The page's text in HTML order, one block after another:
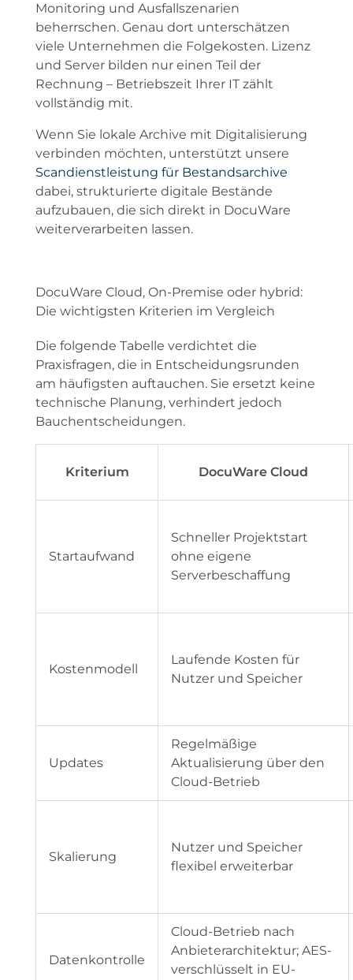
Monitoring und Ausfallszenarien
beherrschen. Genau dort unterschätzen
viele Unternehmen die Folgekosten. Lizenz
und Server bilden nur einen Teil der
Rechnung – Betriebszeit Ihrer IT zählt
vollständig mit.
Wenn Sie lokale Archive mit Digitalisierung
verbinden möchten, unterstützt unsere
Scandienstleistung für Bestandsarchive
dabei, strukturierte digitale Bestände
aufzubauen, die sich direkt in DocuWare
weiterverarbeiten lassen.
DocuWare Cloud, On-Premise oder hybrid:
Die wichtigsten Kriterien im Vergleich
Die folgende Tabelle verdichtet die
Praxisfragen, die in Entscheidungsrunden
am häufigsten auftauchen. Sie ersetzt keine
technische Planung, verhindert jedoch
Bauchentscheidungen.
Kriterium DocuWare Cloud
Startaufwand
Schneller Projektstart
ohne eigene
Serverbeschaffung
Kostenmodell
Laufende Kosten für
Nutzer und Speicher
Updates
Regelmäßige
Aktualisierung über den
Cloud-Betrieb
Skalierung
Nutzer und Speicher
flexibel erweiterbar
Datenkontrolle
Cloud-Betrieb nach
Anbieterarchitektur; AES-
verschlüsselt in EU-